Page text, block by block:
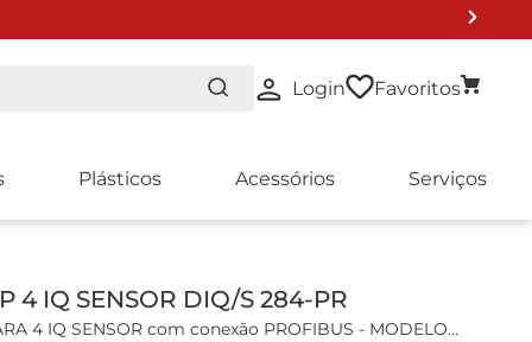
Login Favoritos
Plásticos Acessórios Serviços
4 IQ SENSOR DIQ/S 284-PR
4 IQ SENSOR com conexão PROFIBUS - MODELO